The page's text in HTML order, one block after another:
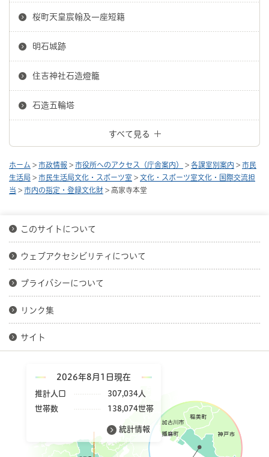
桜町天皇宸翰及一座短籍
明石城跡
住吉神社石造燈籠
石造五輪塔
すべて見る
ホーム > 市政情報 > 市役所へのアクセス（庁舎案内） > 各課室別案内 > 市民
生活局 > 市民生活局文化・スポーツ室 > 文化・スポーツ室文化・国際交流担
当 > 市内の指定・登録文化財 > 高家寺本堂
このサイトについて
ウェブアクセシビリティについて
プライバシーについて
リンク集
サイト
2026年8月1日現在
推計人口
307,034人
世帯数
138,074世帯
統計情報